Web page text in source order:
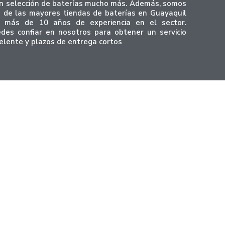
selección de baterías mucho más. Además, somos
de las mayores tiendas de baterías en Guayaquil
más de 10 años de experiencia en el sector.
confiar en nosotros para obtener un servicio
y plazos de entrega cortos